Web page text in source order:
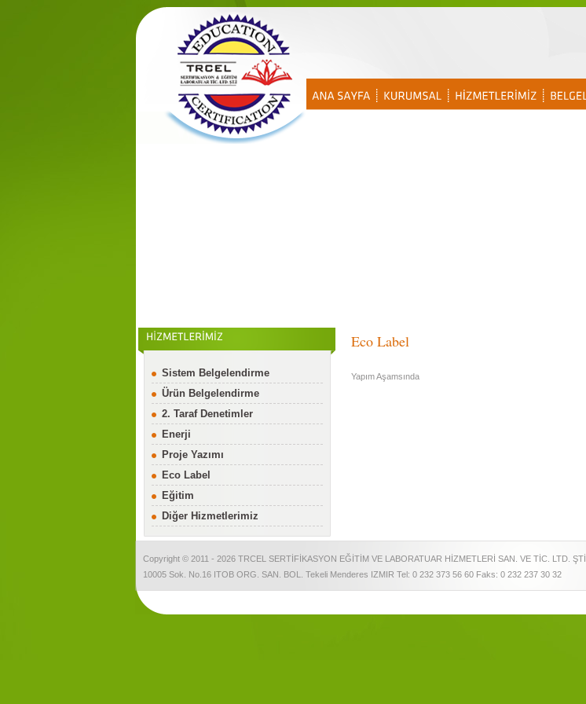
Sistem Belgelendirme
Ürün Belgelendirme
2. Taraf Denetimler
Enerji
Proje Yazımı
Eco Label
Eğitim
Diğer Hizmetlerimiz
Eco Label
Yapım Aşamsında
Copyright © 2011 - 2026 TRCEL SERTİFİKASYON EĞİTİM VE LABORATUAR HİZMETLERİ SAN. VE TİC. LTD. ŞTİ.
10005 Sok. No.16 ITOB ORG. SAN. BOL. Tekeli Menderes IZMIR Tel: 0 232 373 56 60 Faks: 0 232 237 30 32